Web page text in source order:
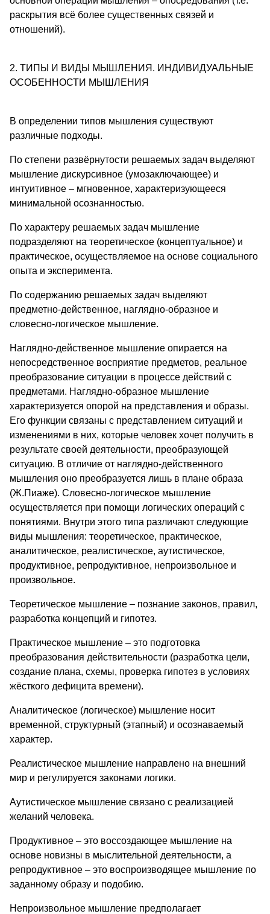
раскрытия всё более существенных связей и
отношений).
2. ТИПЫ И ВИДЫ МЫШЛЕНИЯ. ИНДИВИДУАЛЬНЫЕ
ОСОБЕННОСТИ МЫШЛЕНИЯ
В определении типов мышления существуют
различные подходы.
По степени развёрнутости решаемых задач выделяют
мышление дискурсивное (умозаключающее) и
интуитивное – мгновенное, характеризующееся
минимальной осознанностью.
По характеру решаемых задач мышление
подразделяют на теоретическое (концептуальное) и
практическое, осуществляемое на основе социального
опыта и эксперимента.
По содержанию решаемых задач выделяют
предметно-действенное, наглядно-образное и
словесно-логическое мышление.
Наглядно-действенное мышление опирается на
непосредственное восприятие предметов, реальное
преобразование ситуации в процессе действий с
предметами. Наглядно-образное мышление
характеризуется опорой на представления и образы.
Его функции связаны с представлением ситуаций и
изменениями в них, которые человек хочет получить в
результате своей деятельности, преобразующей
ситуацию. В отличие от наглядно-действенного
мышления оно преобразуется лишь в плане образа
(Ж.Пиаже). Словесно-логическое мышление
осуществляется при помощи логических операций с
понятиями. Внутри этого типа различают следующие
виды мышления: теоретическое, практическое,
аналитическое, реалистическое, аутистическое,
продуктивное, репродуктивное, непроизвольное и
произвольное.
Теоретическое мышление – познание законов, правил,
разработка концепций и гипотез.
Практическое мышление – это подготовка
преобразования действительности (разработка цели,
создание плана, схемы, проверка гипотез в условиях
жёсткого дефицита времени).
Аналитическое (логическое) мышление носит
временной, структурный (этапный) и осознаваемый
характер.
Реалистическое мышление направлено на внешний
мир и регулируется законами логики.
Аутистическое мышление связано с реализацией
желаний человека.
Продуктивное – это воссоздающее мышление на
основе новизны в мыслительной деятельности, а
репродуктивное – это воспроизводящее мышление по
заданному образу и подобию.
Непроизвольное мышление предполагает